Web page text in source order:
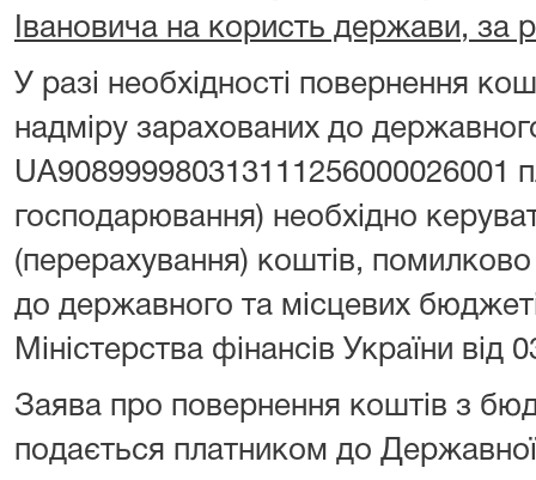
Івановича на користь держави,
У разі необхідності повернення
надміру зарахованих до
UA908999980313111256000026001
господарювання) необхідно
(перерахування) коштів,
до державного та місцевих
Міністерства фінансів України
Заява про повернення коштів з
подається платником до Державної